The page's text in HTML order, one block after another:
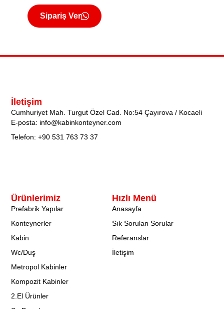
Sipariş Ver
Hızlı Menü
Anasayfa
Sık Sorulan Sorular
Referanslar
İletişim
Ürünlerimiz
Prefabrik Yapılar
Konteynerler
Kabin
Wc/Duş
Metropol Kabinler
Kompozit Kabinler
2.El Ürünler
İletişim
Cumhuriyet Mah. Turgut Özel Cad. No:54 Çayırova / Kocaeli
E-posta: info@kabinkonteyner.com
Telefon: +90 531 763 73 37